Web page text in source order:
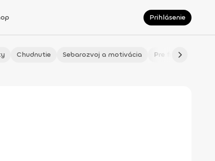
Prihlásenie
Chudnutie Sebarozvoj a motivácia Pre fitmaminky